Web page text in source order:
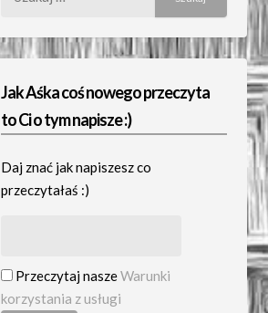
Jak Aśka coś nowego przeczyta
to Ci o tym napisze :)
Daj znać jak napiszesz co
przeczytałaś :)
Przeczytaj naszeWarunki
korzystania z usługi